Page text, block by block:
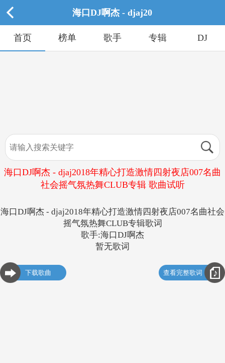
海口DJ啊杰 - djaj20
首页 榜单 歌手 专辑 DJ
海口DJ啊杰 - djaj2018年精心打造激情四射夜店007名曲
社会摇气氛热舞CLUB专辑 歌曲试听
海口DJ啊杰 - djaj2018年精心打造激情四射夜店007名曲社会
摇气氛热舞CLUB专辑歌词
歌手:海口DJ啊杰
暂无歌词
下载歌曲 查看完整歌词